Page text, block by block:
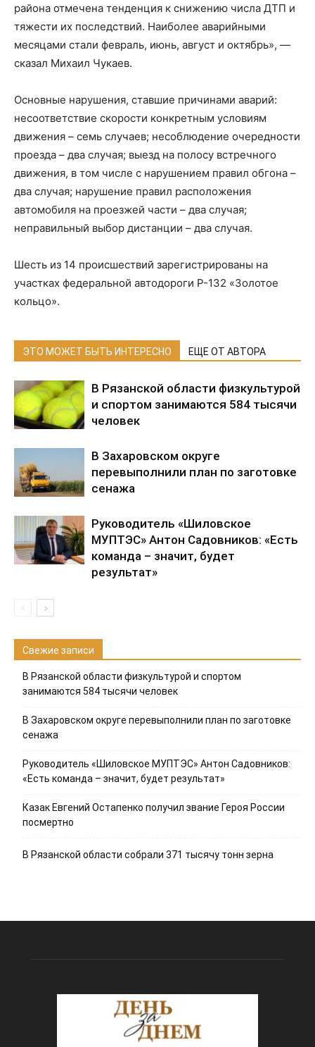
района отмечена тенденция к снижению числа ДТП и
тяжести их последствий. Наиболее аварийными
месяцами стали февраль, июнь, август и октябрь», —
сказал Михаил Чукаев.
Основные нарушения, ставшие причинами аварий:
несоответствие скорости конкретным условиям
движения – семь случаев; несоблюдение очередности
проезда – два случая; выезд на полосу встречного
движения, в том числе с нарушением правил обгона –
два случая; нарушение правил расположения
автомобиля на проезжей части – два случая;
неправильный выбор дистанции – два случая.
Шесть из 14 происшествий зарегистрированы на
участках федеральной автодороги Р-132 «Золотое
кольцо».
ЭТО МОЖЕТ БЫТЬ ИНТЕРЕСНО ЕЩЕ ОТ АВТОРА
В Рязанской области физкультурой
и спортом занимаются 584 тысячи
человек
В Захаровском округе
перевыполнили план по заготовке
сенажа
Руководитель «Шиловское
МУПТЭС» Антон Садовников: «Есть
команда – значит, будет
результат»
Свежие записи
В Рязанской области физкультурой и спортом
занимаются 584 тысячи человек
В Захаровском округе перевыполнили план по заготовке
сенажа
Руководитель «Шиловское МУПТЭС» Антон Садовников:
«Есть команда – значит, будет результат»
Казак Евгений Остапенко получил звание Героя России
посмертно
В Рязанской области собрали 371 тысячу тонн зерна